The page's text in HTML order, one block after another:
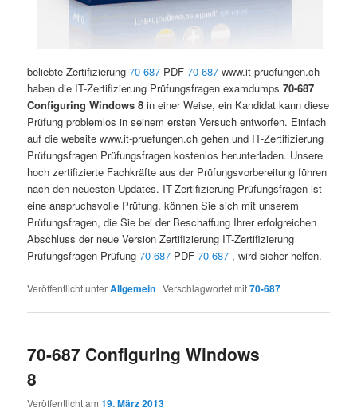
beliebte Zertifizierung70-687 PDF70-687 www.it-pruefungen.ch
haben die IT-Zertifizierung Prüfungsfragen examdumps70-687
Configuring Windows 8 in einer Weise, ein Kandidat kann diese
Prüfung problemlos in seinem ersten Versuch entworfen. Einfach
auf die website www.it-pruefungen.ch gehen und IT-Zertifizierung
Prüfungsfragen Prüfungsfragen kostenlos herunterladen. Unsere
hoch zertifizierte Fachkräfte aus der Prüfungsvorbereitung führen
nach den neuesten Updates. IT-Zertifizierung Prüfungsfragen ist
eine anspruchsvolle Prüfung, können Sie sich mit unserem
Prüfungsfragen, die Sie bei der Beschaffung Ihrer erfolgreichen
Abschluss der neue Version Zertifizierung IT-Zertifizierung
Prüfungsfragen Prüfung70-687 PDF70-687 , wird sicher helfen.
Veröffentlicht unterAllgemein |Verschlagwortet mit70-687
70-687 Configuring Windows
8
Veröffentlicht am19. März 2013